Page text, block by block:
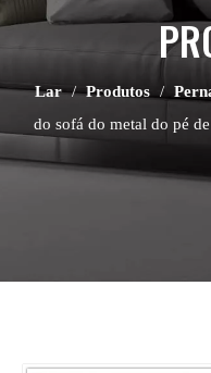
Lar / Produtos /
do sofá do metal do pé